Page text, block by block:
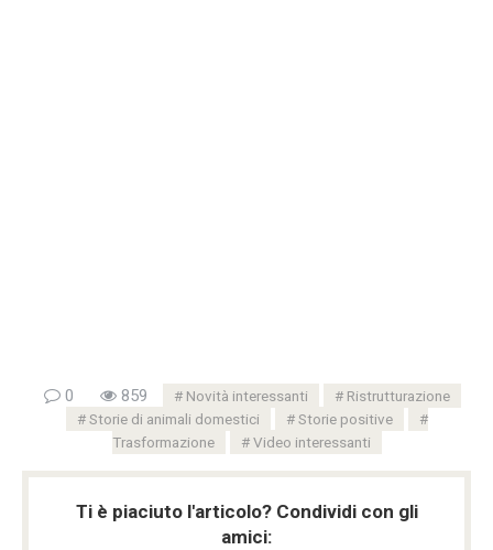
0 859 Novità interessanti
Ristrutturazione
Storie di animali domestici
Storie positive
Trasformazione
Video interessanti
Ti è piaciuto l'articolo? Condividi con gli
amici: